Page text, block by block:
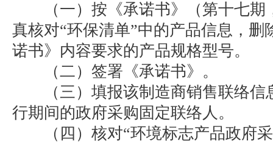
（一）按《承诺书》（第十七期
真核对“环保清单”中的产品信息，删
诺书》内容要求的产品规格型号。
（二）签署《承诺书》。
（三）填报该制造商销售联络信
行期间的政府采购固定联络人。
（四）核对“环境标志产品政府采